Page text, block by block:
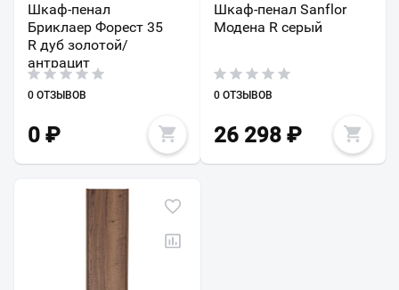
Шкаф-пенал
Бриклаер Форест 35
R дуб золотой/
антрацит
0 ОТЗЫВОВ
0 ₽
Шкаф-пенал Sanflor
Модена R серый
0 ОТЗЫВОВ
26 298₽